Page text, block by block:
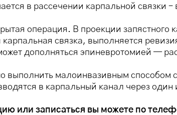
в рассечении карпальной связки
операция. В проекции запястного
карпальная связка, выполняется
дополняться эпиневротомией —
выполнить малоинвазивным
в карпальный канал через
или записаться вы можете по